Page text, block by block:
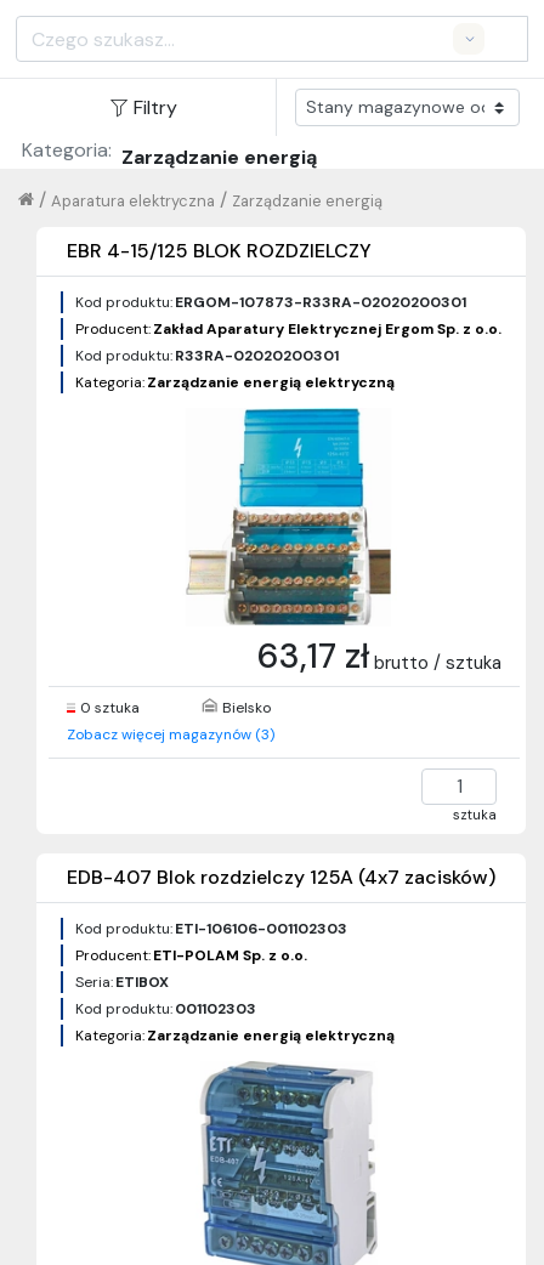
Search
Filtry
Kategoria: Zarządzanie energią
Zarządzanie energią
/
Aparatura elektryczna
/
EBR 4-15/125 BLOK ROZDZIELCZY
Kod produktu:ERGOM-107873-R33RA-02020200301
Producent:Zakład Aparatury Elektrycznej Ergom Sp. z o.o.
Kod produktu:R33RA-02020200301
Kategoria:Zarządzanie energią elektryczną
63,17 zł brutto / sztuka
0 sztuka
Bielsko
Zobacz więcej magazynów (3)
sztuka
EDB-407 Blok rozdzielczy 125A (4x7 zacisków)
Kod produktu:ETI-106106-001102303
Producent:ETI-POLAM Sp. z o.o.
Seria:ETIBOX
Kod produktu:001102303
Kategoria:Zarządzanie energią elektryczną